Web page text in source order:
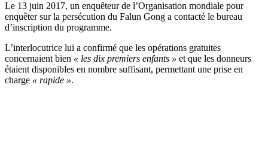
Le 13 juin 2017, un enquêteur de l’Organisation mondiale pour
enquêter sur la persécution du Falun Gong a contacté le bureau
d’inscription du programme.
L’interlocutrice lui a confirmé que les opérations gratuites
concernaient bien « les dix premiers enfants » et que les donneurs
étaient disponibles en nombre suffisant, permettant une prise en
charge « rapide ».